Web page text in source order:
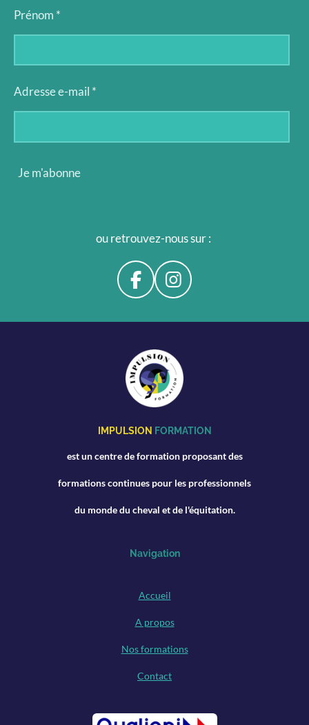
Prénom *
Adresse e-mail *
Je m'abonne
ou retrouvez-nous sur :
F
c
b
o
o
I
s
a
g
r
m
IMPULSION FORMATION
est un centre de formation proposant des
formations continues pour les professionnels
du monde du cheval et de l'équitation.
Navigation
Accueil
A propos
Nos formations
Contact